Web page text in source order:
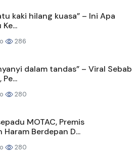
kaki hilang kuasa” – Ini Apa
286
dalam tandas” – Viral Sebab
Pe...
280
MOTAC, Premis
Berdepan D...
280